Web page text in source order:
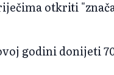
otkriti
godini donijeti